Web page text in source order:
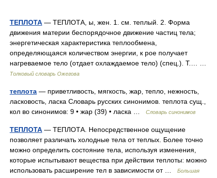
ТЕПЛОТА — ТЕПЛОТА, ы, жен. 1. см. теплый. 2. Форма
движения материи беспорядочное движение частиц тела;
энергетическая характеристика теплообмена,
определяющаяся количеством энергии, к рое получает
нагреваемое тело (отдает охлаждаемое тело) (спец.). Т.… …
Толковый словарь Ожегова
теплота — приветливость, мягкость, жар, тепло, нежность,
ласковость, ласка Словарь русских синонимов. теплота сущ.,
кол во синонимов: 9 • жар (39) • ласка …
Словарь синонимов
ТЕПЛОТА — ТЕПЛОТА. Непосредственное ощущение
позволяет различать холодные тела от теплых. Более точно
можно определить состояние тела, используя изменения,
которые испытывают вещества при действии теплоты: можно
использовать расширение тел в зависимости от …
Большая